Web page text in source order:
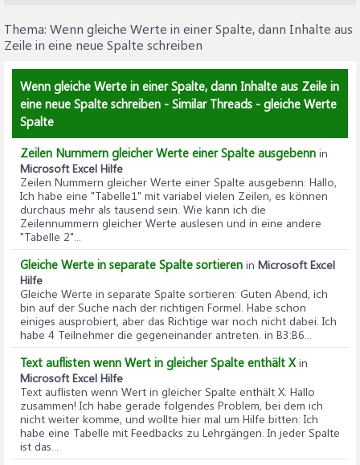
Thema: Wenn gleiche Werte in einer Spalte, dann Inhalte aus
Zeile in eine neue Spalte schreiben
Wenn gleiche Werte in einer Spalte, dann Inhalte aus Zeile in
eine neue Spalte schreiben - Similar Threads - gleiche Werte
Spalte
Zeilen Nummern gleicher Werte einer Spalte ausgebenn in
Microsoft Excel Hilfe
Zeilen Nummern gleicher Werte einer Spalte ausgebenn: Hallo,
Ich habe eine "Tabelle1" mit variabel vielen Zeilen, es können
durchaus mehr als tausend sein. Wie kann ich die
Zeilennummern gleicher Werte auslesen und in eine andere
"Tabelle 2"...
Gleiche Werte in separate Spalte sortieren in Microsoft Excel
Hilfe
Gleiche Werte in separate Spalte sortieren: Guten Abend, ich
bin auf der Suche nach der richtigen Formel. Habe schon
einiges ausprobiert, aber das Richtige war noch nicht dabei. Ich
habe 4 Teilnehmer die gegeneinander antreten. in B3:B6...
Text auflisten wenn Wert in gleicher Spalte enthält Xin
Microsoft Excel Hilfe
Text auflisten wenn Wert in gleicher Spalte enthält X: Hallo
zusammen! Ich habe gerade folgendes Problem, bei dem ich
nicht weiter komme, und wollte hier mal um Hilfe bitten: Ich
habe eine Tabelle mit Feedbacks zu Lehrgängen. In jeder Spalte
ist das...